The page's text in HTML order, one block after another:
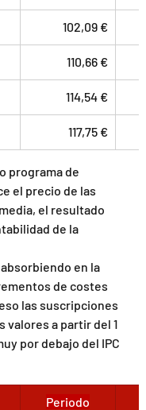
102,09 €
110,66 €
114,54 €
117,75 €
programa de
el precio de las
el resultado
de la
en la
de costes
las suscripciones
valores a partir del 1
por debajo del IPC
Periodo